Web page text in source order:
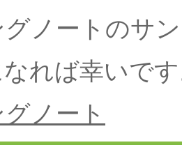
ノートのサ
れば幸いで
ノート